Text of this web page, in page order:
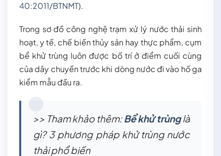
40:2011/BTNMT).
Trong sơ đồ công nghệ trạm xử lý nước thải sinh
hoạt, y tế, chế biến thủy sản hay thực phẩm, cụm
bể khử trùng luôn được bố trí ở điểm cuối cùng
của dây chuyền trước khi dòng nước đi vào hố ga
kiểm mẫu đầu ra.
>> Tham khảo thêm:Bể khử trùnglà
gì? 3 phương pháp khử trùng nước
thải phổ biến